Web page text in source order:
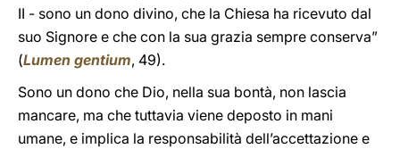
II - sono un dono divino, che la Chiesa ha ricevuto dal
suo Signore e che con la sua grazia sempre conserva”
(Lumen gentium, 49).
Sono un dono che Dio, nella sua bontà, non lascia
mancare, ma che tuttavia viene deposto in mani
umane, e implica la responsabilità dell’accettazione e